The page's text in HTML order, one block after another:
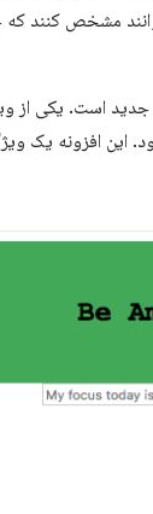
مشخص کنند
است. یکی از
این افزونه یک